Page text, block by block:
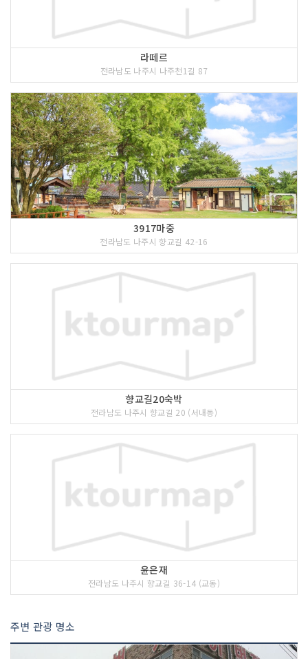
라떼르
전라남도 나주시 나주천1길 87
3917마중
전라남도 나주시 향교길 42-16
향교길20숙박
전라남도 나주시 향교길 20 (서내동)
윤은재
전라남도 나주시 향교길 36-14 (교동)
주변 관광 명소